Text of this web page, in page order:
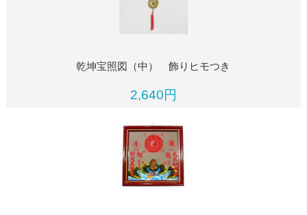
乾坤宝照図（中） 飾りヒモつき
2,640円